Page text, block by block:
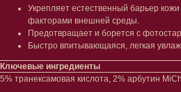
Укрепляет естественный барьер
факторами внешней среды.
Предотвращает и борется с
Быстро впитывающаяся, легкая
Ключевые ингредиенты
5% транексамовая кислота, 2% арбутин
Уход за ногами
Средства для
Гаджеты
Наборы
Восстановление
Маски и патчи
Уход за губами
Декоротивная косметика
Волосы
Проблемы